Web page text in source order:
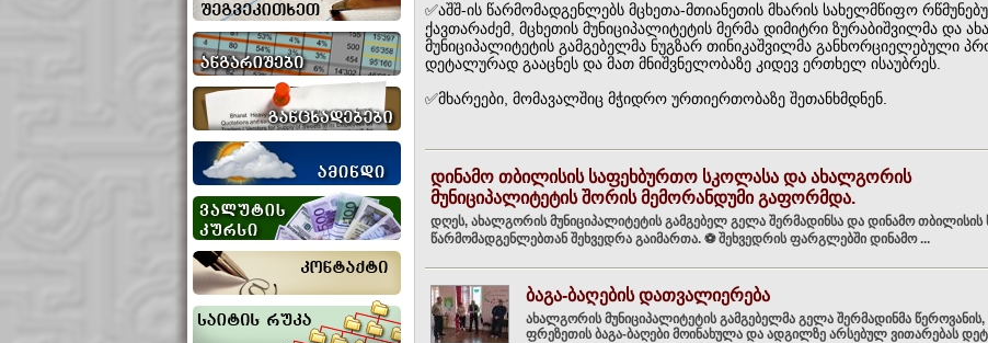
✅აშშ-ის წარმომადგენლებს მცხეთა-მთიანეთის მხარის სახელმწიფო
ქავთარაძემ, მცხეთის მუნიციპალიტეტის მერმა დიმიტრი ზურაბიშვილმა და
მუნიციპალიტეტის გამგებელმა ნუგზარ თინიკაშვილმა განხორციელებული
დეტალურად გააცნეს და მათ მნიშვნელობაზე კიდევ ერთხელ ისაუბრეს.
✅მხარეები, მომავალშიც მჭიდრო ურთიერთობაზე შეთანხმდნენ.
დინამო თბილისის საფეხბურთო სკოლასა და ახალგორის
მუნიციპალიტეტის შორის მემორანდუმი გაფორმდა.
დღეს, ახალგორის მუნიციპალიტეტის გამგებელ გელა შერმადინსა და დინამო
წარმომადგენლებთან შეხვედრა გაიმართა. ⚽️ შეხვედრის ფარგლებში დინამო ...
ბაგა-ბაღების დათვალიერება
ახალგორის მუნიციპალიტეტის გამგებელმა გელა შერმადინმა
ფრეზეთის ბაგა-ბაღები მოინახულა და ადგილზე არსებულ ვითარებას